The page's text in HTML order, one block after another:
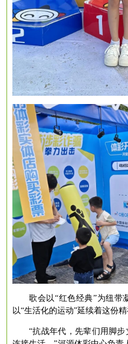
歌会以 “红色经典”为纽带
以“生活化的运动”延续着这份精
“抗战年代，先辈们用脚